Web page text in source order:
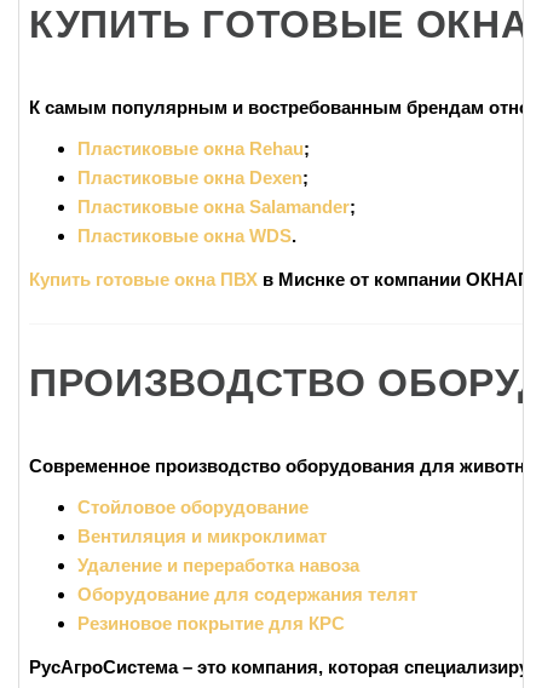
КУПИТЬ ГОТОВЫЕ
К самым популярным и востребованным брендам
Пластиковые окна Rehau;
Пластиковые окна Dexen;
Пластиковые окна Salamander;
Пластиковые окна WDS.
Купить готовые окна ПВХ в Миснке от компании
ПРОИЗВОДСТВО
Современное производство оборудования для
Стойловое оборудование
Вентиляция и микроклимат
Удаление и переработка навоза
Оборудование для содержания телят
Резиновое покрытие для КРС
РусАгроСистема– это компания, которая